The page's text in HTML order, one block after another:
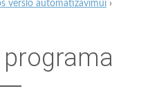
verslo automatizavimui ›